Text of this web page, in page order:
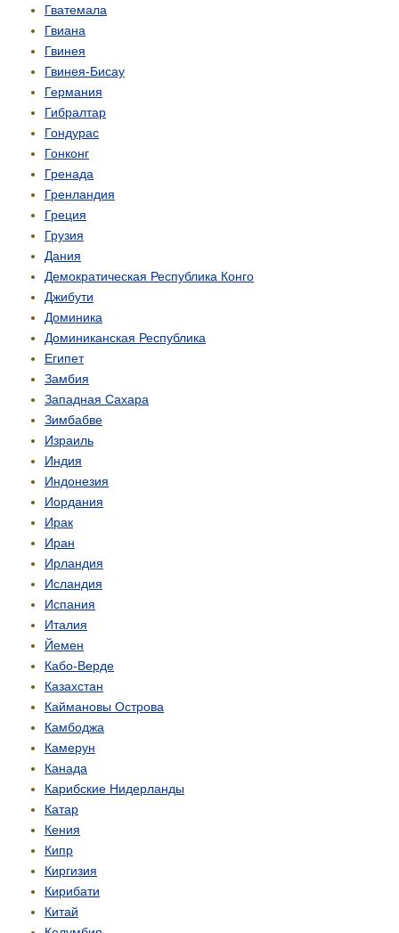
Гватемала
Гвиана
Гвинея
Гвинея-Бисау
Германия
Гибралтар
Гондурас
Гонконг
Гренада
Гренландия
Греция
Грузия
Дания
Демо­кратическая Республика Конго
Джибути
Доминика
Доминиканская Республика
Египет
Замбия
Западная Сахара
Зимбабве
Израиль
Индия
Индонезия
Иордания
Ирак
Иран
Ирландия
Исландия
Испания
Италия
Йемен
Кабо-Верде
Казахстан
Каймановы Острова
Камбоджа
Камерун
Канада
Карибские Нидерланды
Катар
Кения
Кипр
Киргизия
Кирибати
Китай